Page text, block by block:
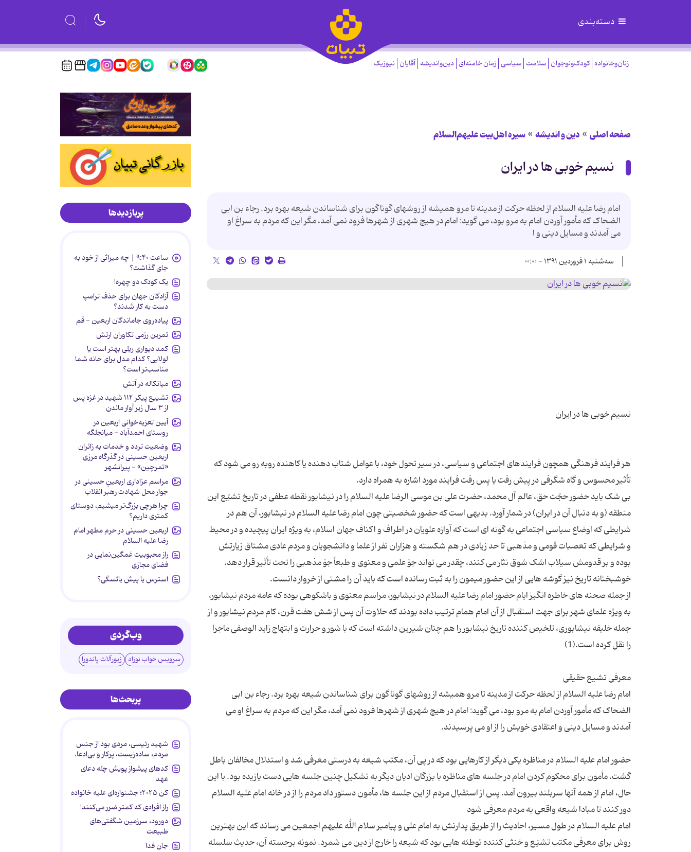
دسته‌بندی
زنان‌وخانواده کودک‌ونوجوان سلامت سیاسی زمان خامنه‌ای دین‌واندیشه آقایان نیوزیک
صفحه اصلی دین و اندیشه سیره اهل‌بیت علیهم‌السلام
نسیم خوبی ها در ایران
امام رضا علیه السلام از لحظه حرکت از مدینه تا مرو همیشه از روشهای گوناگون برای شناساندن شیعه بهره برد. رجاء بن ابی
الضحاک که مأمور آوردن امام به مرو بود، می گوید: امام در هیچ شهری از شهرها فرود نمی آمد، مگر این که مردم به سراغ او
می آمدند و مسایل دینی و ا
سه‌شنبه ۱ فروردین ۱۳۹۱ - ۰۰:۰۰
هر فرایند فرهنگی همچون فرایندهای اجتماعی و سیاسی، در سیر تحول خود، با عوامل شتاب دهنده یا کاهنده روبه رو می شود که
بی شک باید حضور حجّت حق، عالم آل محمد، حضرت علی بن موسی الرضا علیه السلام را در نیشابور نقطه عطفی در تاریخ تشیّع این
منطقه (و به دنبال آن در ایران) در شمار آورد. بدیهی است که حضور شخصیتی چون امام رضا علیه السلام در نیشابور، آن هم در
شرایطی که اوضاع سیاسی اجتماعی به گونه ای است که آوازه علویان در اطراف و اکناف جهان اسلام، به ویژه ایران پیچیده و در محیط
و شرایطی که تعصبات قومی و مذهبی تا حد زیادی در هم شکسته و هزاران نفر از علما و دانشجویان و مردم عادی مشتاق زیارتش
بوده و بر قدومش سیلاب اشک شوق نثار می کنند، چقدر می تواند جوّ علمی و معنوی و طبعاً جوّ مذهبی را تحت تأثیر قرار دهد.
از جمله صحنه های خاطره انگیز ایام حضور امام رضا علیه السلام در نیشابور، مراسم معنوی و باشکوهی بوده که عامه مردم نیشابور،
به ویژه علمای شهر برای جهت استقبال از آن امام همام ترتیب داده بودند که حلاوت آن پس از شش هفت قرن، کام مردم نیشابور و از
جمله خلیفه نیشابوری، تلخیص کننده تاریخ نیشابور را هم چنان شیرین داشته است که با شور و حرارت و ابتهاج زاید الوصفی ماجرا
امام رضا علیه السلام از لحظه حرکت از مدینه تا مرو همیشه از روشهای گوناگون برای شناساندن شیعه بهره برد. رجاء بن ابی
الضحاک که مأمور آوردن امام به مرو بود، می گوید: امام در هیچ شهری از شهرها فرود نمی آمد، مگر این که مردم به سراغ او می
حضور امام علیه السلام در مناظره یکی دیگر از کارهایی بود که در پی آن، مکتب شیعه به درستی معرفی شد و استدلال مخالفان باطل
گشت. مأمون برای محکوم کردن امام در جلسه های مناظره با بزرگان ادیان دیگر به تشکیل چنین جلسه هایی دست یازیده بود. با این
حال، امام از همه آنها سربلند بیرون آمد. پس از استقبال مردم از این جلسه ها، مأمون دستور داد مردم را از در خانه امام علیه السلام
امام علیه السلام در طول مسیر، احادیث را از طریق پدارنش به امام علی و پیامبر سلام الله علیهم اجمعین می رساند که این بهترین
روش برای معرفی مکتب تشیّع و خنثی کننده توطئه هایی بود که شیعه را خارج از دین می شمرد. نمونه برجسته آن، حدیث سلسله
پربازدیدها
ساعت ۹:۴۰ | چه میراثی از خود به
جای گذاشت؟
یک کودک دو چهره!
آزادگان جهان برای حذف ترامپ
دست به کار شدند؟
پیاده‌روی جاماندگان اربعین - قم
تمرین رزمی تکاوران ارتش
کمد دیواری ریلی بهتر است یا
لولایی؟ کدام مدل برای خانه شما
مناسب‌تر است؟
میانکاله در آتش
تشییع پیکر ۱۱۲ شهید در غزه پس
از ۳ سال زیر آوار ماندن
آیین تعزیه‌خوانی اربعین در
روستای احمدآباد - میانجلگه
وضعیت تردد و خدمات به زائران
اربعین حسینی در گذرگاه مرزی
«تمرچین» - پیرانشهر
مراسم عزاداری اربعینِ حسینی در
جوار محل شهادت رهبر انقلاب
چرا هرچی بزرگ‌تر میشیم، دوستای
کمتری داریم؟
اربعین حسینی در حرم مطهر امام
رضا علیه السلام
راز محبوبیت غمگین‌نمایی در
فضای مجازی
استرس یا پیش یائسگی؟
وب‌گردی
سرویس خواب نوزاد زیورآلات پاندورا
پربحث‌ها
شهید رئیسی، مردی بود از جنس
مردم، ساده‌زیست، پرکار و بی‌ادعا.
کدهای پیشواز پویش چله دعای
عهد
کن ۲۰۲۵؛ جشنواره‌ای علیه خانواده
راز افرادی که کمتر ضرر می‌کنند!
دورود، سرزمین شگفتی‌های
طبیعت
جان فدا